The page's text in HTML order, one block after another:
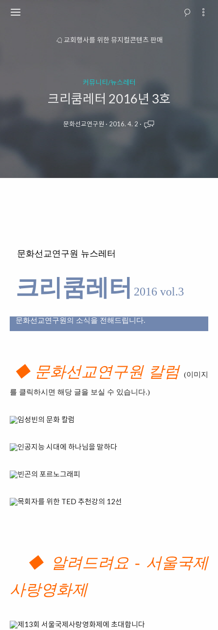
교회행사를 위한 뮤지컬콘텐츠 판매
커뮤니티/뉴스레터
크리쿰레터 2016년 3호
문화선교연구원 · 2016. 4. 2 ·
문화선교연구원 뉴스레터
크리쿰레터 2016 vol.3
문화선교연구원의 소식을 전해드립니다.
◆ 문화선교연구원 칼럼(이미지
를 클릭하시면 해당 글을 보실 수 있습니다.)
◆ 알려드려요 - 서울국제
사랑영화제